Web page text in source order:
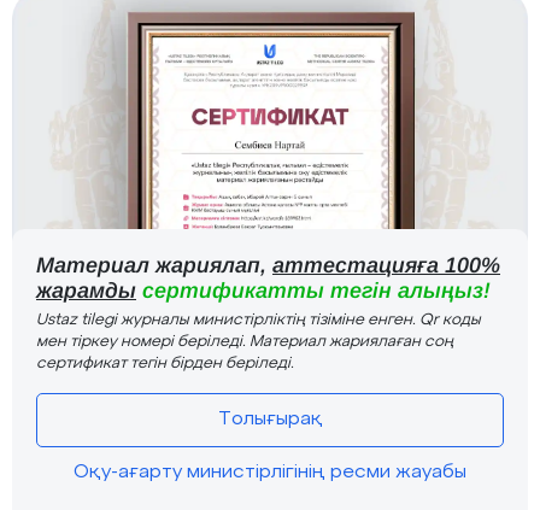
Материал жариялап, аттестацияға 100%
жарамды сертификатты тегін алыңыз!
Ustaz tilegi журналы министірліктің тізіміне енген. Qr коды
мен тіркеу номері беріледі. Материал жариялаған соң
сертификат тегін бірден беріледі.
Толығырақ
Оқу-ағарту министірлігінің ресми жауабы